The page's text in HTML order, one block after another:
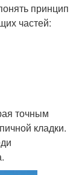
принцип
частей:
точным
кладки.